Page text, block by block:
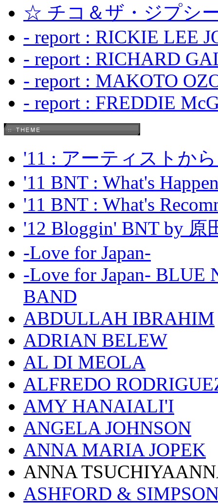
☆ チコ＆ザ・ジプシ
- report : RICKIE LEE
- report : RICHARD
- report : MAKOTO
- report : FREDDIE
'11 : アーティストか
'11 BNT : What's
'11 BNT : What's
'12 Bloggin' BNT by 原
-Love for Japan-
-Love for Japan- BLUE
BAND
ABDULLAH IBRAHIM
ADRIAN BELEW
AL DI MEOLA
ALFREDO
AMY HANAIALI'I
ANGELA JOHNSON
ANNA MARIA JOPEK
ANNA
ASHFORD &